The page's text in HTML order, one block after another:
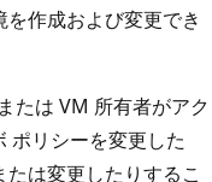
作成および変更でき
たは VM 所有者がアク
ポリシーを変更した
は変更したりするこ